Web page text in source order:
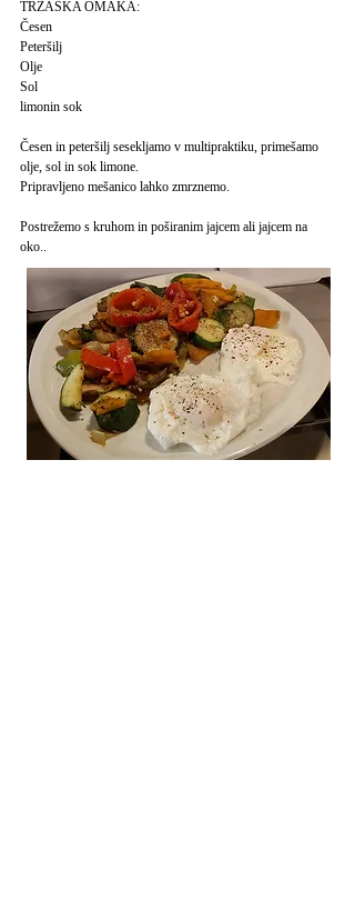
TRŽAŠKA OMAKA:
Česen
Peteršilj
Olje
Sol
limonin sok
Česen in peteršilj sesekljamo v multipraktiku, primešamo
olje, sol in sok limone.
Pripravljeno mešanico lahko zmrznemo.
Postrežemo s kruhom in poširanim jajcem ali jajcem na
oko..